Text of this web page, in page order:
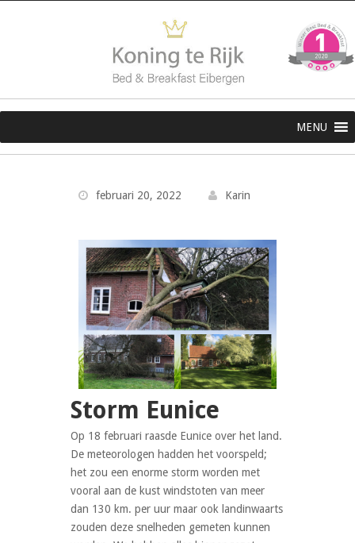
MENU
februari 20, 2022 Karin
Storm Eunice
Op 18 februari raasde Eunice over het land.
De meteorologen hadden het voorspeld;
het zou een enorme storm worden met
vooral aan de kust windstoten van meer
dan 130 km. per uur maar ook landinwaarts
zouden deze snelheden gemeten kunnen